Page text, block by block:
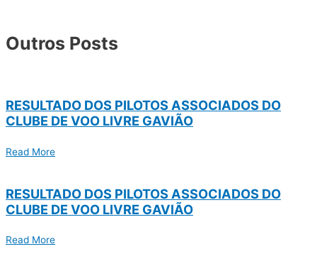
Outros Posts
RESULTADO DOS PILOTOS ASSOCIADOS DO
CLUBE DE VOO LIVRE GAVIÃO
Read More
RESULTADO DOS PILOTOS ASSOCIADOS DO
CLUBE DE VOO LIVRE GAVIÃO
Read More